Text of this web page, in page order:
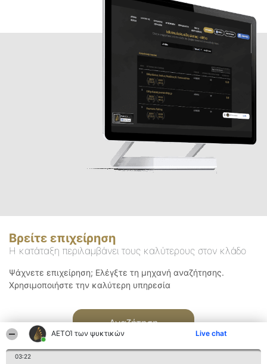
ΑΕΤΟΊ των ψυκτικών Live chat
03:22
Βρείτε επιχείρηση
Η κατάταξη περιλαμβάνει τους καλύτερους στον κλάδο
Ψάχνετε επιχείρηση; Ελέγξτε τη μηχανή αναζήτησης.
Χρησιμοποιήστε την καλύτερη υπηρεσία
Αναζήτηση